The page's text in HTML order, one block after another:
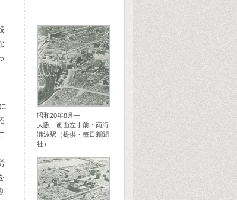
昭和20年8月―
大阪 画面左手前・南海
灘波駅（提供・毎日新聞
社）